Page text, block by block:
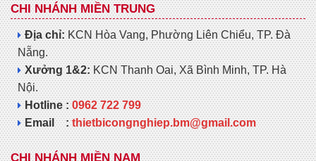
CHI NHÁNH MIỀN TRUNG
Địa chỉ:KCN Hòa Vang, Phường Liên Chiểu, TP. Đà
Nẵng.
Xưởng 1&2:KCN Thanh Oai, Xã Bình Minh, TP. Hà
Nội.
Hotline :0962 722 799
Email :thietbicongnghiep.bm@gmail.com
CHI NHÁNH MIỀN NAM